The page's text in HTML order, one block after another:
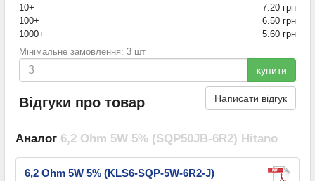
10+
7.20 грн
100+
6.50 грн
1000+
5.60 грн
Мінімальне замовлення: 3 шт
купити
Відгуки про товар Написати відгук
Аналог 6,2 Ohm 5W 5% (SQP50JB-6R2) Hitano
6,2 Ohm 5W 5% (KLS6-SQP-5W-6R2-J)